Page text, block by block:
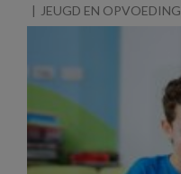
JEUGD EN OPVOEDING